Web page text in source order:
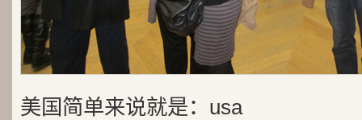
美国简单来说就是：usa